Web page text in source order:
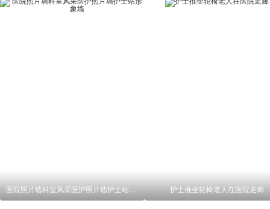
医院照片墙科室风采医护照片墙护士站形象墙 护士推坐轮椅老人在医院走廊